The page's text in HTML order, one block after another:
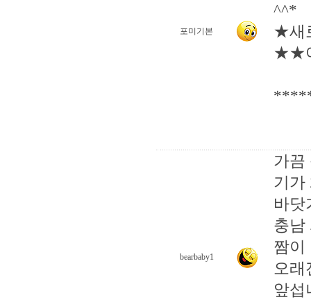
포미기본
^^*
★새
★★
bearbaby1
가끔
기가
바
충남
짬이
오래
앞섭